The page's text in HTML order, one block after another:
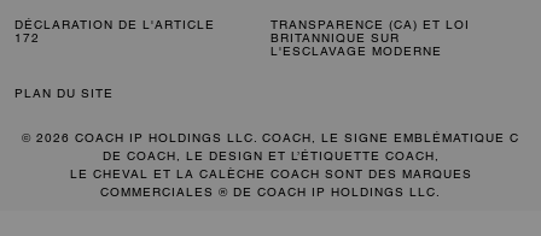
DÉCLARATION DE L'ARTICLE
172
TRANSPARENCE (CA) ET LOI
BRITANNIQUE SUR
L'ESCLAVAGE MODERNE
PLAN DU SITE
© 2026 COACH IP HOLDINGS LLC. COACH, LE SIGNE EMBLÉMATIQUE C
DE COACH, LE DESIGN ET L’ÉTIQUETTE COACH,
LE CHEVAL ET LA CALÈCHE COACH SONT DES MARQUES
COMMERCIALES ® DE COACH IP HOLDINGS LLC.